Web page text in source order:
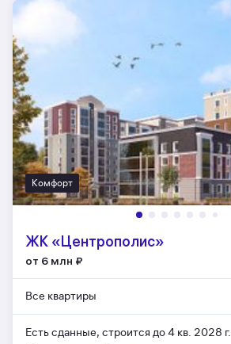
Комфорт
ЖК «Центрополис»
от 6 млн ₽
Все квартиры
Есть сданные, строится до 4 кв. 2028 г.